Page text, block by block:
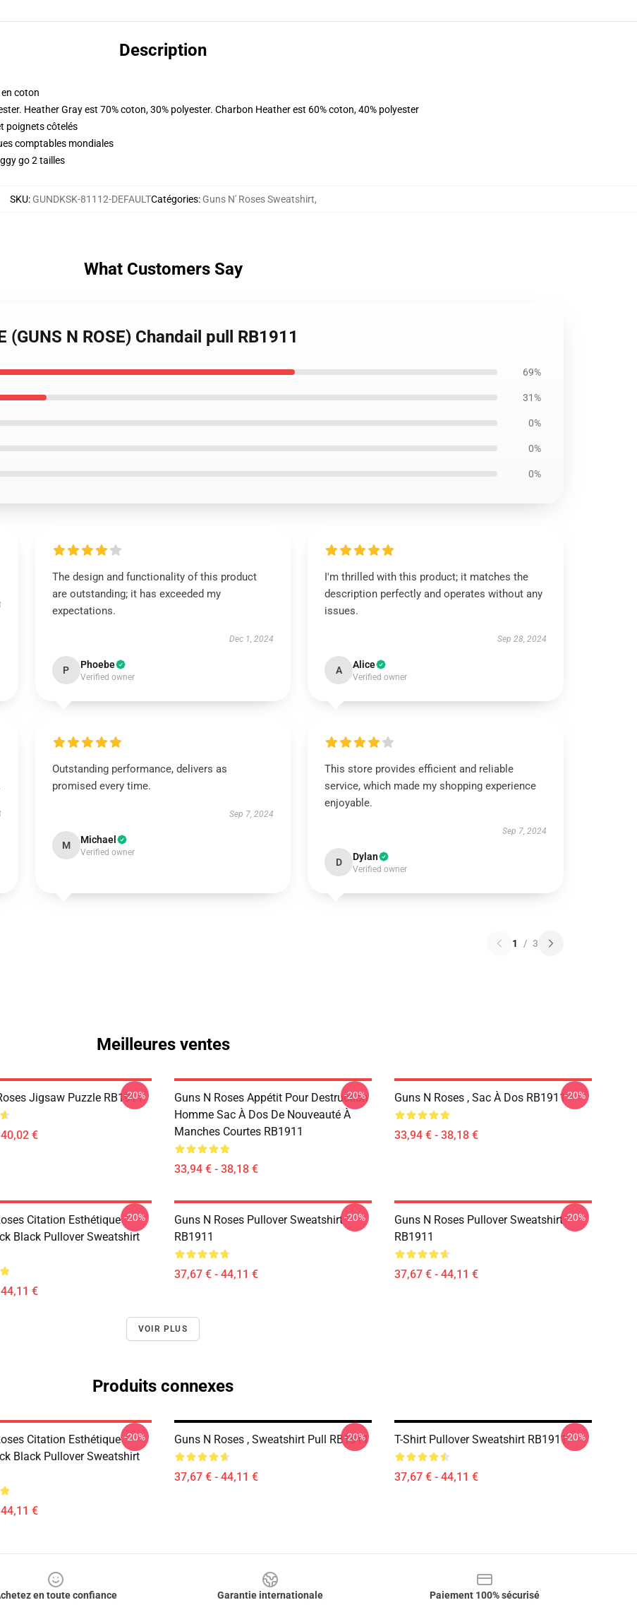
Description
coton
Heather Gray est 70% coton, 30% polyester. Charbon Heather est 60% coton, 40% polyester
poignets côtelés
comptables mondiales
go 2 tailles
SKU: GUNDKSK-81112-DEFAULTCatégories: Guns N' Roses Sweatshirt,
What Customers Say
(GUNS N ROSE) Chandail pull RB1911
69%
31%
0%
0%
0%
The design and functionality of this product
are outstanding; it has exceeded my
expectations.
Dec 1, 2024
P Phoebe
Verified owner
I'm thrilled with this product; it matches the
description perfectly and operates without any
issues.
Sep 28, 2024
A Alice
Verified owner
Outstanding performance, delivers as
promised every time.
Sep 7, 2024
M Michael
Verified owner
This store provides efficient and reliable
service, which made my shopping experience
enjoyable.
Sep 7, 2024
D Dylan
Verified owner
1 / 3
Meilleures ventes
Jigsaw Puzzle RB1911
€
-20%
Guns N Roses Appétit Pour Destruction
Homme Sac À Dos De Nouveauté À
Manches Courtes RB1911
33,94 € - 38,18 €
-20% Guns N Roses , Sac À Dos RB1911
33,94 € - 38,18 €
-20%
Citation Esthétique
Black Pullover Sweatshirt
€
-20%
Guns N Roses Pullover Sweatshirt
RB1911
37,67 € - 44,11 €
-20%
Guns N Roses Pullover Sweatshirt
RB1911
37,67 € - 44,11 €
-20%
VOIR PLUS
Produits connexes
Citation Esthétique
Black Pullover Sweatshirt
€
-20% Guns N Roses , Sweatshirt Pull RB1911
37,67 € - 44,11 €
-20% T-Shirt Pullover Sweatshirt RB1911
37,67 € - 44,11 €
-20%
en toute confiance
Garantie internationale
Paiement 100% sécurisé